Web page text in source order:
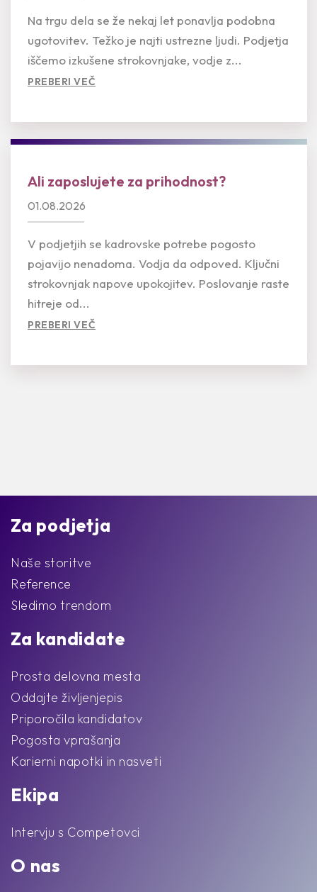
Na trgu dela se že nekaj let ponavlja podobna
ugotovitev. Težko je najti ustrezne ljudi. Podjetja
iščemo izkušene strokovnjake, vodje z...
PREBERI VEČ
Ali zaposlujete za prihodnost?
01.08.2026
V podjetjih se kadrovske potrebe pogosto
pojavijo nenadoma. Vodja da odpoved. Ključni
strokovnjak napove upokojitev. Poslovanje raste
hitreje od...
PREBERI VEČ
Za podjetja
Naše storitve
Reference
Sledimo trendom
Za kandidate
Prosta delovna mesta
Oddajte življenjepis
Priporočila kandidatov
Pogosta vprašanja
Karierni napotki in nasveti
Ekipa
Intervju s Competovci
O nas